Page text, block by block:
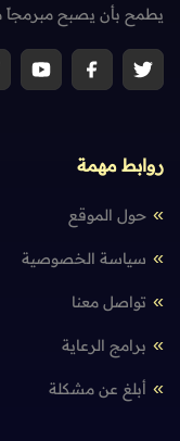
يطمح بأن يصبح مبرمجاً
روابط مهمة
حول الموقع
سياسة الخصوصية
تواصل معنا
برامج الرعاية
أبلغ عن مشكلة